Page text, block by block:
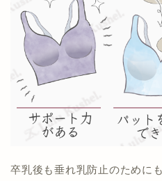
卒乳後も垂れ乳防止のために